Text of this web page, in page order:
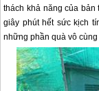
thách khả năng của
giây phút hết sức kịch
những phần quà vô